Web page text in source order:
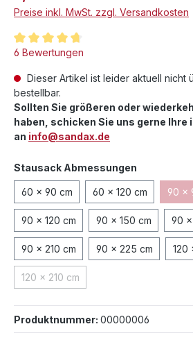
Preise inkl. MwSt. zzgl. Versandkosten
Durchschnittliche Bewertung von 4.8
6 Bewertungen
Dieser Artikel ist leider aktuell nicht
bestellbar.
Sollten Sie größeren oder
haben, schicken Sie uns gerne Ihre
an info@sandax.de
Stausack Abmessungen
60 x 90 cm 60 x 120 cm 90 x
90 x 120 cm 90 x 150 cm 90 x
90 x 210 cm 90 x 225 cm 120
120 x 210 cm(Diese Option ist zurzeit nicht
Produktnummer: 00000006